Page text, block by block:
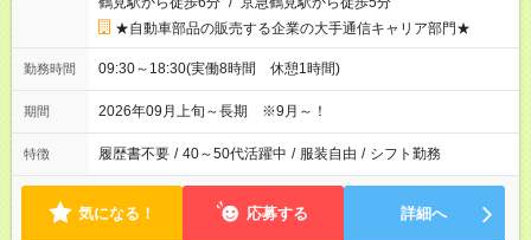
★自動車部品の販売する企業の大手通信キャリア部門★
勤務時間 09:30～18:30(実働8時間 休憩1時間)
期間 2026年09月上旬～長期 ※9月～！
特徴 履歴書不要 / 40～50代活躍中 / 服装自由 / シフト勤務
気になる！ 応募する 詳細へ